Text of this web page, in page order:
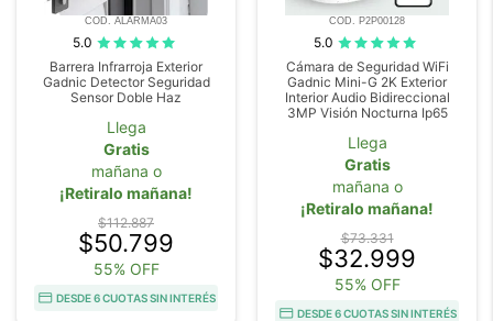
COD. ALARMA03
5.0
Barrera Infrarroja Exterior
Gadnic Detector Seguridad
Sensor Doble Haz
Llega
Gratis
mañana o
¡Retiralo mañana!
$112.887
$50.799
55% OFF
DESDE 6 CUOTAS SIN INTERÉS
COD. P2P00128
5.0
Cámara de Seguridad WiFi
Gadnic Mini-G 2K Exterior
Interior Audio Bidireccional
3MP Visión Nocturna Ip65
Llega
Gratis
mañana o
¡Retiralo mañana!
$73.331
$32.999
55% OFF
DESDE 6 CUOTAS SIN INTERÉS